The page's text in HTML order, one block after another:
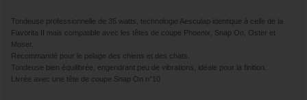
Tondeuse professionnelle de 35 watts, technologie Aesculap identique à celle de la
Favorita II mais compatible avec les têtes de coupe Phoenix, Snap On, Oster et
Moser.
Recommandé pour le pelage des chiens et des chats.
Tondeuse bien équilibrée, engendrant peu de vibrations, idéale pour la finition.
Livrée avec une tête de coupe Snap On n°10